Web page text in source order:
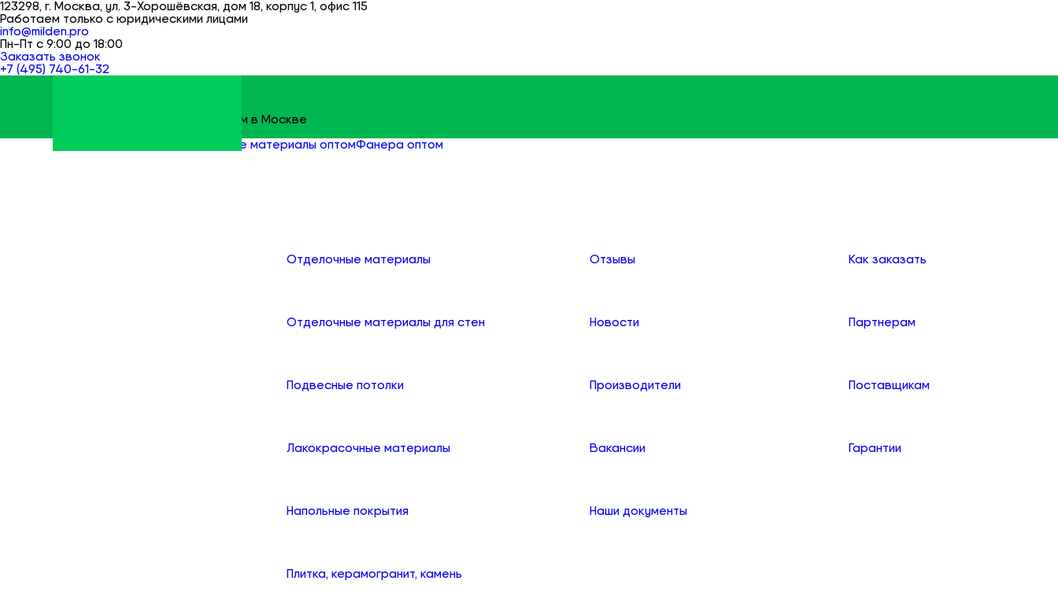
123298, г. Москва, ул. 3-Хорошёвская, дом 18, корпус 1, офис 115
Работаем только с юридическими лицами
info@milden.pro
Пн-Пт с 9:00 до 18:00
Заказать звонок
+7 (495) 740-61-32
Строительные материалы оптом в Москве
Отделочные материалы
Отделочные материалы для стен
Подвесные потолки
Лакокрасочные материалы
Напольные покрытия
Плитка, керамогранит, камень
Отзывы
Новости
Производители
Вакансии
Наши документы
Как заказать
Партнерам
Поставщикам
Гарантии
Строительные материалы оптомФанера оптом